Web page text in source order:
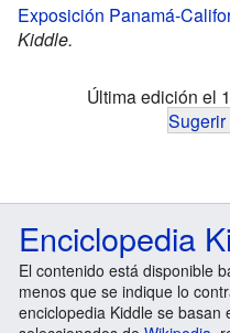
Exposición Panamá-
Kiddle.
Última edición el
Enciclopedia
El contenido está disponible
menos que se indique lo
enciclopedia Kiddle se basan